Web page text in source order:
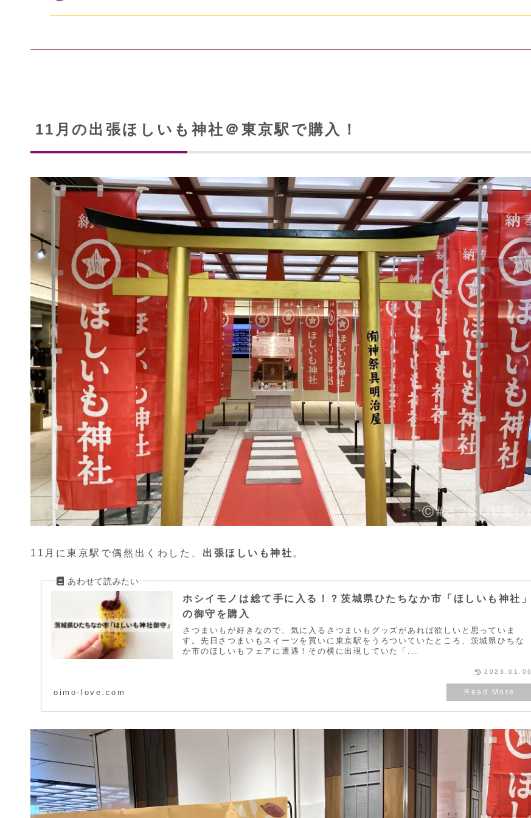
11月の出張ほしいも神社＠東京駅で購入！
11月に東京駅で偶然出くわした、 出張ほしいも神社 。
ホシイモノは総て手に入る！？茨城県ひたちなか市「ほしいも神社」
の御守を購入
さつまいもが好きなので、気に入るさつまいもグッズがあれば欲しいと思っていま
す。先日さつまいもスイーツを買いに東京駅をうろついていたところ、茨城県ひちな
か市のほしいもフェアに遭遇！その横に出現していた「...
oimo-love.com
2023.01.06